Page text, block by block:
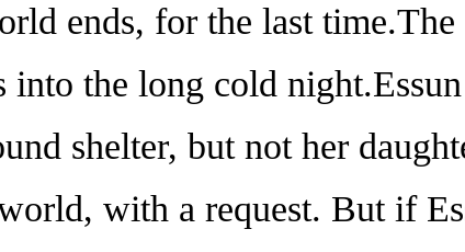
ends, for the last
the long cold
shelter, but not her
with a request. But if